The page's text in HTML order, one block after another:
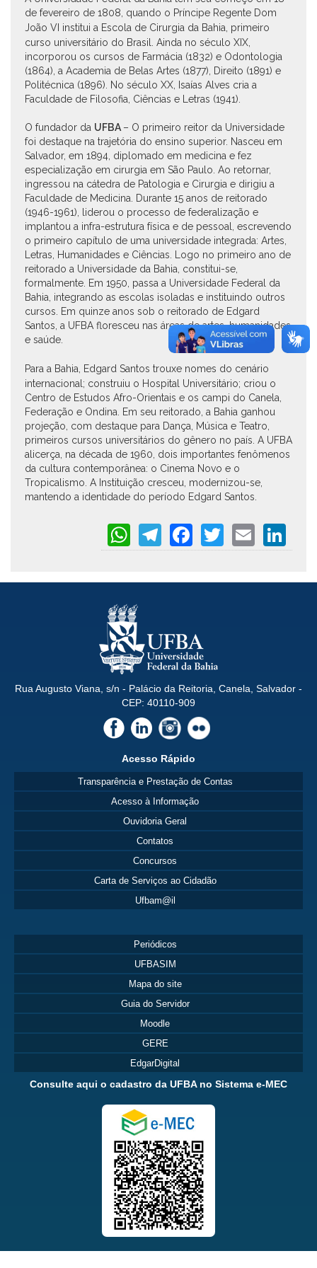
de fevereiro de 1808, quando o Príncipe Regente Dom
João VI institui a Escola de Cirurgia da Bahia, primeiro
curso universitário do Brasil. Ainda no século XIX,
incorporou os cursos de Farmácia (1832) e Odontologia
(1864), a Academia de Belas Artes (1877), Direito (1891) e
Politécnica (1896). No século XX, Isaías Alves cria a
Faculdade de Filosofia, Ciências e Letras (1941).
O fundador da UFBA – O primeiro reitor da Universidade
foi destaque na trajetória do ensino superior. Nasceu em
Salvador, em 1894, diplomado em medicina e fez
especialização em cirurgia em São Paulo. Ao retornar,
ingressou na cátedra de Patologia e Cirurgia e dirigiu a
Faculdade de Medicina. Durante 15 anos de reitorado
(1946-1961), liderou o processo de federalização e
implantou a infra-estrutura física e de pessoal, escrevendo
o primeiro capítulo de uma universidade integrada: Artes,
Letras, Humanidades e Ciências. Logo no primeiro ano de
reitorado a Universidade da Bahia, constitui-se,
formalmente. Em 1950, passa a Universidade Federal da
Bahia, integrando as escolas isoladas e instituindo outros
cursos. Em quinze anos sob o reitorado de Edgard
Santos, a UFBA floresceu nas áreas de artes, humanidades
e saúde.
Para a Bahia, Edgard Santos trouxe nomes do cenário
internacional; construiu o Hospital Universitário; criou o
Centro de Estudos Afro-Orientais e os campi do Canela,
Federação e Ondina. Em seu reitorado, a Bahia ganhou
projeção, com destaque para Dança, Música e Teatro,
primeiros cursos universitários do gênero no país. A UFBA
alicerça, na década de 1960, dois importantes fenômenos
da cultura contemporânea: o Cinema Novo e o
Tropicalismo. A Instituição cresceu, modernizou-se,
mantendo a identidade do período Edgard Santos.
WhatsApp
Telegram
Facebook
Twitter
Email
Rua Augusto Viana, s/n - Palácio da Reitoria, Canela, Salvador -
CEP: 40110-909
Acesso Rápido
Transparência e Prestação de Contas
Acesso à Informação
Ouvidoria Geral
Contatos
Concursos
Carta de Serviços ao Cidadão
Ufbam@il
Periódicos
UFBASIM
Mapa do site
Guia do Servidor
Moodle
GERE
EdgarDigital
Consulte aqui o cadastro da UFBA no Sistema e-MEC